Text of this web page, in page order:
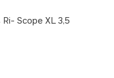
Scope XL 3,5